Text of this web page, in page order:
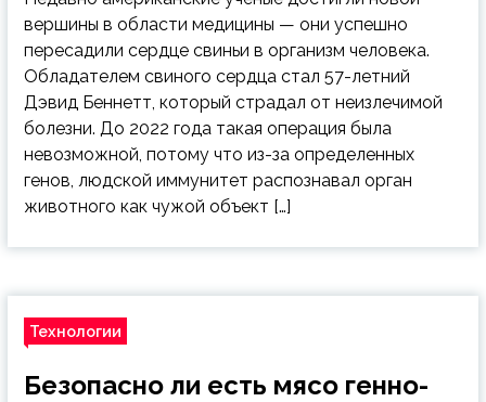
вершины в области медицины — они успешно
пересадили сердце свиньи в организм человека.
Обладателем свиного сердца стал 57-летний
Дэвид Беннетт, который страдал от неизлечимой
болезни. До 2022 года такая операция была
невозможной, потому что из-за определенных
генов, людской иммунитет распознавал орган
животного как чужой объект […]
Технологии
Безопасно ли есть мясо генно-